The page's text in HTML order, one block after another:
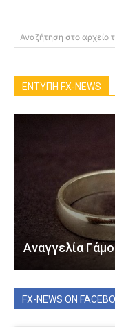
Αναζήτηση στο αρχείο
ΕΝΤΥΠΗ FX-NEWS
Αναγγελία
FX-NEWS ON